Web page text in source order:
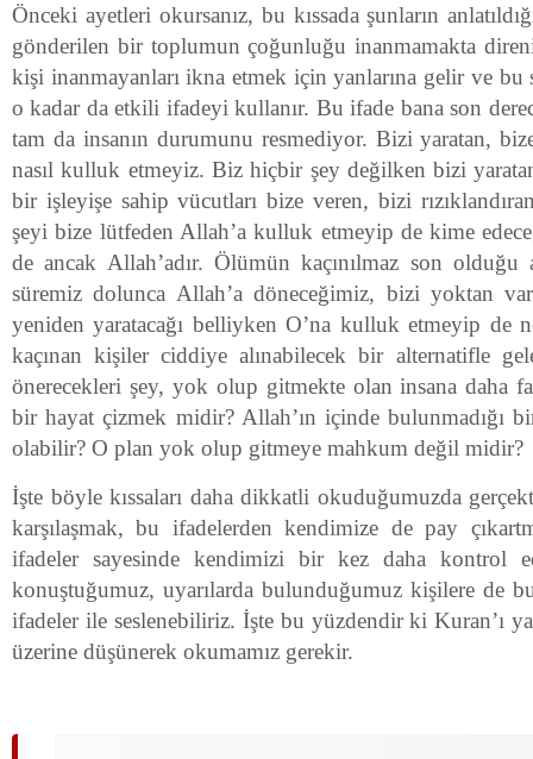
Önceki ayetleri okursanız, bu kıssada şunların
gönderilen bir toplumun çoğunluğu inanmamakta
kişi inanmayanları ikna etmek için yanlarına gelir ve bu
o kadar da etkili ifadeyi kullanır. Bu ifade bana son
tam da insanın durumunu resmediyor. Bizi yaratan,
nasıl kulluk etmeyiz. Biz hiçbir şey değilken bizi
bir işleyişe sahip vücutları bize veren, bizi
şeyi bize lütfeden Allah’a kulluk etmeyip de kime
de ancak Allah’adır. Ölümün kaçınılmaz son
süremiz dolunca Allah’a döneceğimiz, bizi yoktan
yeniden yaratacağı belliyken O’na kulluk etmeyip de
kaçınan kişiler ciddiye alınabilecek bir alternatifle
önerecekleri şey, yok olup gitmekte olan insana daha
bir hayat çizmek midir? Allah’ın içinde bulunmadığı
olabilir? O plan yok olup gitmeye mahkum değil midir?
İşte böyle kıssaları daha dikkatli okuduğumuzda
karşılaşmak, bu ifadelerden kendimize de pay
ifadeler sayesinde kendimizi bir kez daha kontrol
konuştuğumuz, uyarılarda bulunduğumuz kişilere de
ifadeler ile seslenebiliriz. İşte bu yüzdendir ki Kuran’ı
üzerine düşünerek okumamız gerekir.